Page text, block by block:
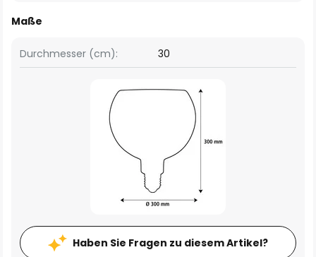
Maße
Durchmesser (cm): 30
Haben Sie Fragen zu diesem Artikel?